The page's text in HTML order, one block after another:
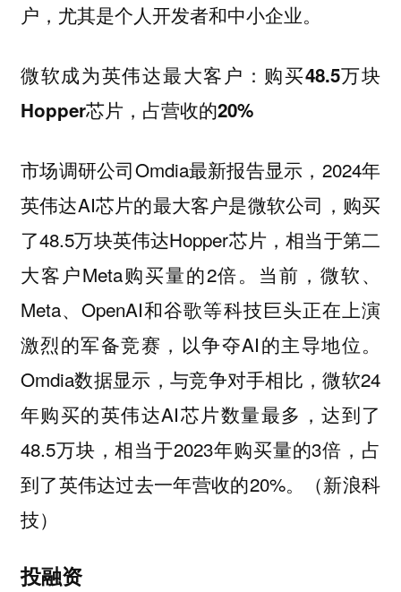
户，尤其是个人开发者和中小企业。
微软成为英伟达最大客户：购买48.5万块
Hopper芯片，占营收的20%
市场调研公司Omdia最新报告显示，2024年
英伟达AI芯片的最大客户是微软公司，购买
了48.5万块英伟达Hopper芯片，相当于第二
大客户Meta购买量的2倍。当前，微软、
Meta、OpenAI和谷歌等科技巨头正在上演
激烈的军备竞赛，以争夺AI的主导地位。
Omdia数据显示，与竞争对手相比，微软24
年购买的英伟达AI芯片数量最多，达到了
48.5万块，相当于2023年购买量的3倍，占
到了英伟达过去一年营收的20%。（新浪科
技）
投融资